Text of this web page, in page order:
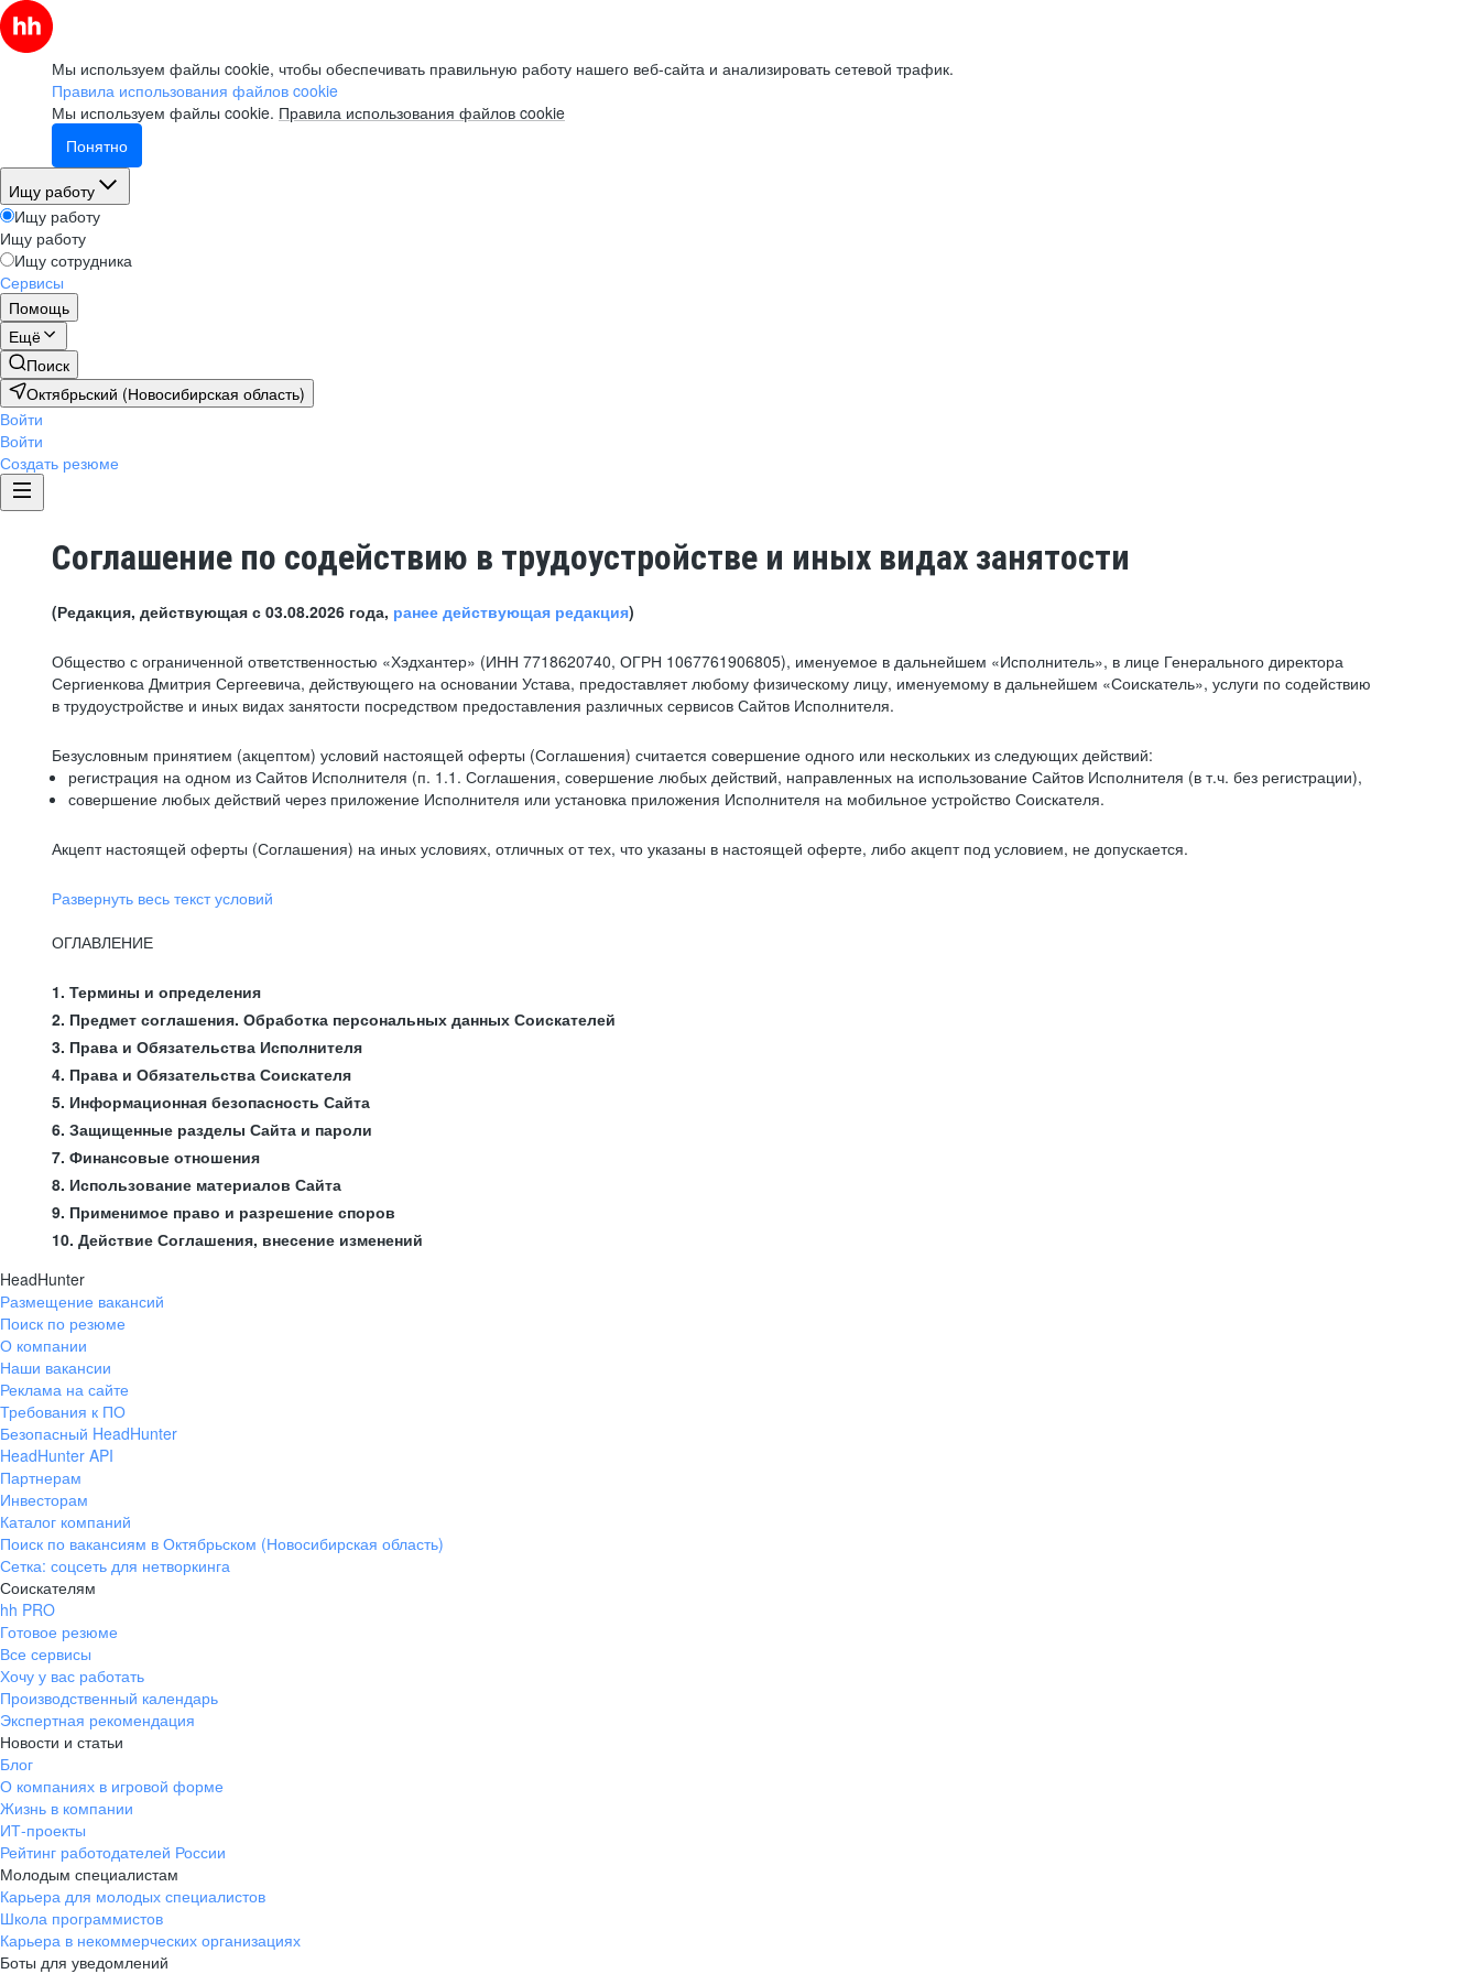
Мы используем файлы cookie, чтобы обеспечивать правильную работу нашего веб-сайта и анализировать сетевой трафик.
Правила использования файлов cookie
Мы используем файлы cookie. Правила использования файлов cookie
Понятно
Ищу работу
Ищу работу
Ищу работу
Ищу сотрудника
Сервисы
Помощь
Ещё
Поиск
Октябрьский (Новосибирская область)
Войти
Войти
Создать резюме
Соглашение по содействию в трудоустройстве и иных видах занятости
(Редакция, действующая с 03.08.2026 года, ранее действующая редакция)
Общество с ограниченной ответственностью «Хэдхантер» (ИНН 7718620740, ОГРН 1067761906805), именуемое в дальнейшем «Исполнитель», в лице Генерального директора
Сергиенкова Дмитрия Сергеевича, действующего на основании Устава, предоставляет любому физическому лицу, именуемому в дальнейшем «Соискатель», услуги по содействию
в трудоустройстве и иных видах занятости посредством предоставления различных сервисов Сайтов Исполнителя.
Безусловным принятием (акцептом) условий настоящей оферты (Соглашения) считается совершение одного или нескольких из следующих действий:
регистрация на одном из Сайтов Исполнителя (п. 1.1. Соглашения, совершение любых действий, направленных на использование Сайтов Исполнителя (в т.ч. без регистрации),
совершение любых действий через приложение Исполнителя или установка приложения Исполнителя на мобильное устройство Соискателя.
Акцепт настоящей оферты (Соглашения) на иных условиях, отличных от тех, что указаны в настоящей оферте, либо акцепт под условием, не допускается.
Развернуть весь текст условий
ОГЛАВЛЕНИЕ
1. Термины и определения
2. Предмет соглашения. Обработка персональных данных Соискателей
3. Права и Обязательства Исполнителя
4. Права и Обязательства Соискателя
5. Информационная безопасность Сайта
6. Защищенные разделы Сайта и пароли
7. Финансовые отношения
8. Использование материалов Сайта
9. Применимое право и разрешение споров
10. Действие Соглашения, внесение изменений
HeadHunter
Размещение вакансий
Поиск по резюме
О компании
Наши вакансии
Реклама на сайте
Требования к ПО
Безопасный HeadHunter
HeadHunter API
Партнерам
Инвесторам
Каталог компаний
Поиск по вакансиям в Октябрьском (Новосибирская область)
Сетка: соцсеть для нетворкинга
Соискателям
hh PRO
Готовое резюме
Все сервисы
Хочу у вас работать
Производственный календарь
Экспертная рекомендация
Новости и статьи
Блог
О компаниях в игровой форме
Жизнь в компании
ИТ-проекты
Рейтинг работодателей России
Молодым специалистам
Карьера для молодых специалистов
Школа программистов
Карьера в некоммерческих организациях
Боты для уведомлений